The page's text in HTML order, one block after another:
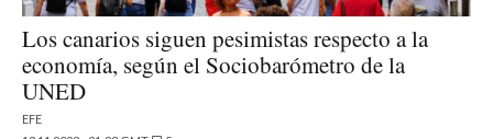
Los canarios siguen pesimistas respecto a la
economía, según el Sociobarómetro de la
UNED
EFE